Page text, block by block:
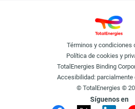
Términos y condiciones
Política de cookies y
TotalEnergies Binding
Accesibilidad: parcialmente
© TotalEnergies ©
Síguenos en